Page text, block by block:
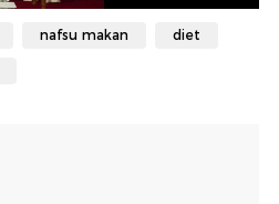
nafsu makan diet